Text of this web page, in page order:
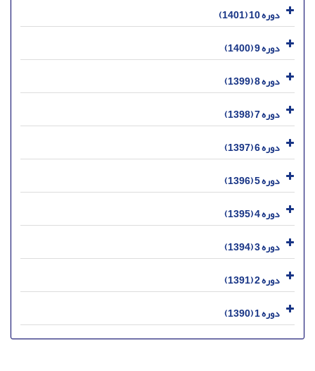
دوره 10 (1401)
دوره 9 (1400)
دوره 8 (1399)
دوره 7 (1398)
دوره 6 (1397)
دوره 5 (1396)
دوره 4 (1395)
دوره 3 (1394)
دوره 2 (1391)
دوره 1 (1390)